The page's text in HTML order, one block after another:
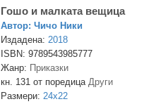
Гошо и малката вещица
Автор: Чичо Ники
Издадена: 2018
ISBN: 9789543985777
Жанр: Приказки
кн. 131 от поредица Други
Размери: 24x22